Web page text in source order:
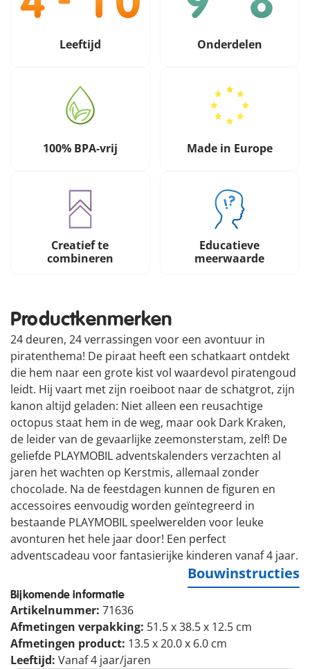
Leeftijd Onderdelen
100% BPA-vrij Made in Europe
Creatief te
combineren
Educatieve
meerwaarde
Productkenmerken
24 deuren, 24 verrassingen voor een avontuur in
piratenthema! De piraat heeft een schatkaart ontdekt
die hem naar een grote kist vol waardevol piratengoud
leidt. Hij vaart met zijn roeiboot naar de schatgrot, zijn
kanon altijd geladen: Niet alleen een reusachtige
octopus staat hem in de weg, maar ook Dark Kraken,
de leider van de gevaarlijke zeemonsterstam, zelf! De
geliefde PLAYMOBIL adventskalenders verzachten al
jaren het wachten op Kerstmis, allemaal zonder
chocolade. Na de feestdagen kunnen de figuren en
accessoires eenvoudig worden geïntegreerd in
bestaande PLAYMOBIL speelwerelden voor leuke
avonturen het hele jaar door! Een perfect
adventscadeau voor fantasierijke kinderen vanaf 4 jaar.
Bouwinstructies
Bijkomende informatie
Artikelnummer: 71636
Afmetingen verpakking: 51.5 x 38.5 x 12.5 cm
Afmetingen product: 13.5 x 20.0 x 6.0 cm
Leeftijd: Vanaf 4 jaar/jaren